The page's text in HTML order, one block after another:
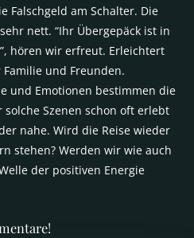
Falschgeld am Schalter. Die
nett. “Ihr Übergepäck ist in
hören wir erfreut. Erleichtert
und Freunden.
und Emotionen bestimmen die
Szenen schon oft erlebt
nahe. Wird die Reise wieder
stehen? Werden wir wie auch
der positiven Energie